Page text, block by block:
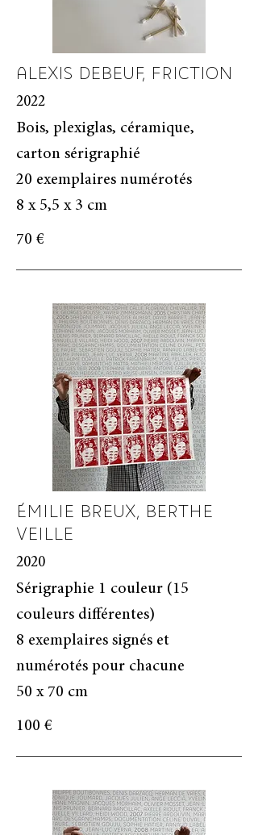
ALEXIS DEBEUF, FRICTION
2022
Bois, plexiglas, céramique,
carton sérigraphié
20 exemplaires numérotés
8 x 5,5 x 3 cm
70 €
ÉMILIE BREUX, BERTHE
VEILLE
2020
Sérigraphie 1 couleur (15
couleurs différentes)
8 exemplaires signés et
numérotés pour chacune
50 x 70 cm
100 €